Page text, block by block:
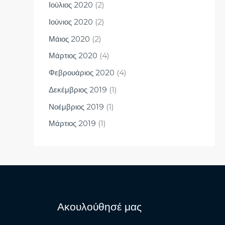
Ιούλιος 2020 (2)
Ιούνιος 2020 (2)
Μάιος 2020 (2)
Μάρτιος 2020 (4)
Φεβρουάριος 2020 (4)
Δεκέμβριος 2019 (1)
Νοέμβριος 2019 (1)
Μάρτιος 2019 (1)
Ακουλούθησέ μας